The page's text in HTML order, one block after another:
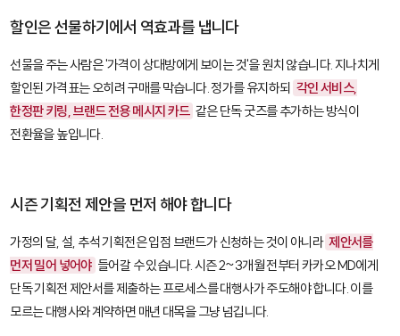
할인은 선물하기에서 역효과를 냅니다
선물을 주는 사람은 '가격이 상대방에게 보이는 것'을 원치 않습니다. 지나치게
할인된 가격표는 오히려 구매를 막습니다. 정가를 유지하되 각인 서비스,
한정판 키링, 브랜드 전용 메시지 카드 같은 단독 굿즈를 추가하는 방식이
전환율을 높입니다.
시즌 기획전 제안을 먼저 해야 합니다
가정의 달, 설, 추석 기획전은 입점 브랜드가 신청하는 것이 아니라 제안서를
먼저 밀어 넣어야 들어갈 수 있습니다. 시즌 2~3개월 전부터 카카오 MD에게
단독 기획전 제안서를 제출하는 프로세스를 대행사가 주도해야 합니다. 이를
모르는 대행사와 계약하면 매년 대목을 그냥 넘깁니다.